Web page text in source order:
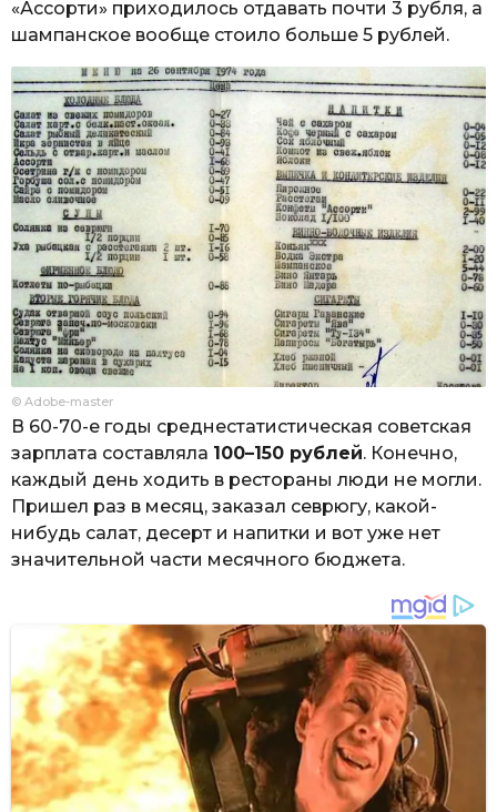
«Ассорти» приходилось отдавать почти 3 рубля, а
шампанское вообще стоило больше 5 рублей.
© Adobe-master
В 60-70-е годы среднестатистическая советская
зарплата составляла 100–150 рублей. Конечно,
каждый день ходить в рестораны люди не могли.
Пришел раз в месяц, заказал севрюгу, какой-
нибудь салат, десерт и напитки и вот уже нет
значительной части месячного бюджета.